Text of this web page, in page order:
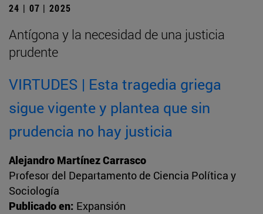
24 | 07 | 2025
Antígona y la necesidad de una justicia
prudente
VIRTUDES | Esta tragedia griega
sigue vigente y plantea que sin
prudencia no hay justicia
Alejandro Martínez Carrasco
Profesor del Departamento de Ciencia Política y
Sociología
Publicado en: Expansión